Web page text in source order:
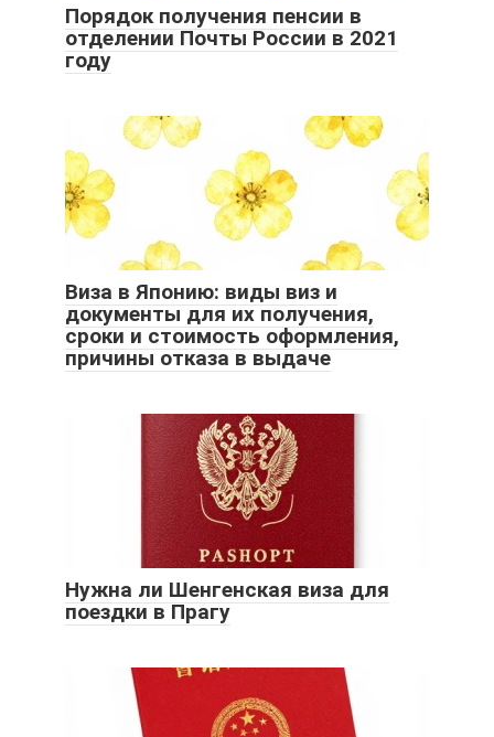
Порядок получения пенсии в
отделении Почты России в 2021
году
Виза в Японию: виды виз и
документы для их получения,
сроки и стоимость оформления,
причины отказа в выдаче
Нужна ли Шенгенская виза для
поездки в Прагу